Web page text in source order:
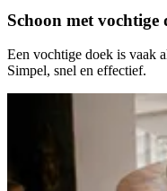
Schoon met vochtige
Een vochtige doek is vaak
Simpel, snel en effectief.